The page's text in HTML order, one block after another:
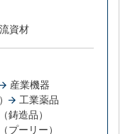
資材
産業機器
工業薬品
鋳造品）
プーリー）